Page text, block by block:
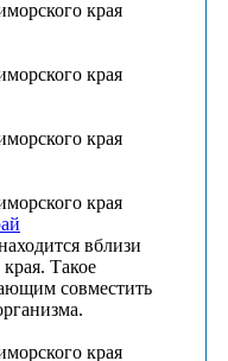
вблизи
Такое
совместить